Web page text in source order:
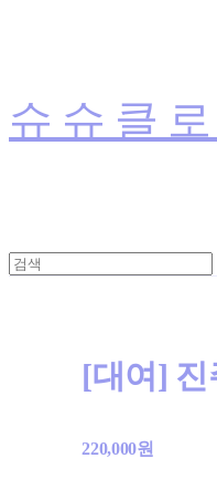
슈슈클
[대여] 진
220,000원